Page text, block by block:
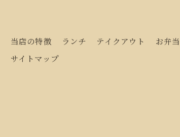
当店の特徴 ランチ テイクアウト お弁当
サイトマップ